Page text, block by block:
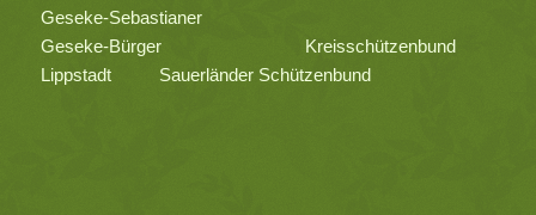
Geseke-Sebastianer
Geseke-Bürger Kreisschützenbund
Lippstadt
Sauerländer Schützenbund